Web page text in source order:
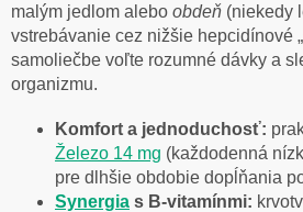
malým jedlom alebo obdeň (niekedy
vstrebávanie cez nižšie hepcidínové
samoliečbe voľte rozumné dávky a
organizmu.
Komfort a jednoduchosť:
Železo 14 mg (každodenná
pre dlhšie obdobie dopĺňania
Synergia s B-vitamínmi: